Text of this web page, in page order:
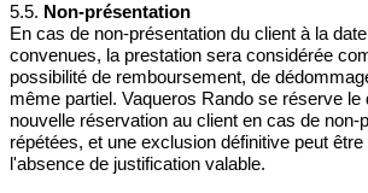
5.5. Non-présentation
En cas de non-présentation du client à la date
convenues, la prestation sera considérée
possibilité de remboursement, de
même partiel. Vaqueros Rando se réserve le
nouvelle réservation au client en cas de non-
répétées, et une exclusion définitive peut
l'absence de justification valable.